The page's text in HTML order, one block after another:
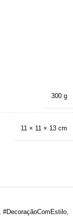
300 g
11 × 11 × 13 cm
#DecoraçãoComEstilo